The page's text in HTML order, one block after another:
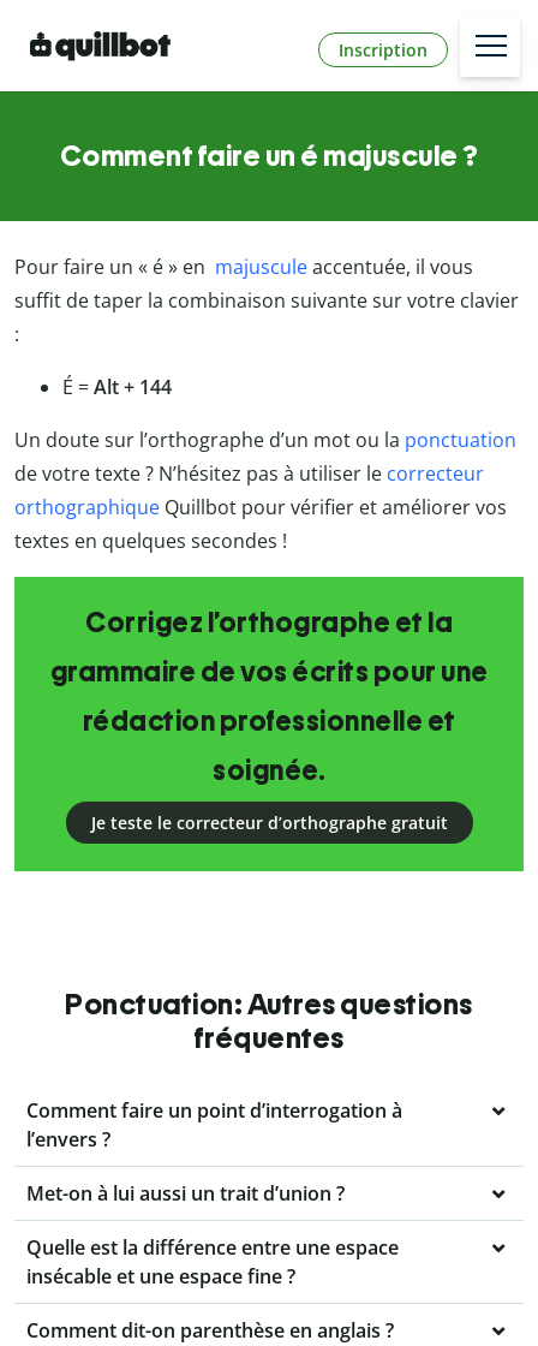
Inscription
Comment faire un é majuscule ?
Pour faire un « é » en majusculeaccentuée, il vous
suffit de taper la combinaison suivante sur votre clavier
:
É =Alt + 144
Un doute sur l’orthographe d’un mot ou la ponctuation
de votre texte ? N’hésitez pas à utiliser le correcteur
orthographique Quillbot pour vérifier et améliorer vos
textes en quelques secondes !
Corrigez l’orthographe et la
grammaire de vos écrits pour une
rédaction professionnelle et
soignée.
Je teste le correcteur d’orthographe gratuit
Ponctuation: Autres questions
fréquentes
Comment faire un point d’interrogation à
l’envers ?
Met-on à lui aussi un trait d’union ?
Quelle est la différence entre une espace
insécable et une espace fine ?
Comment dit-on parenthèse en anglais ?